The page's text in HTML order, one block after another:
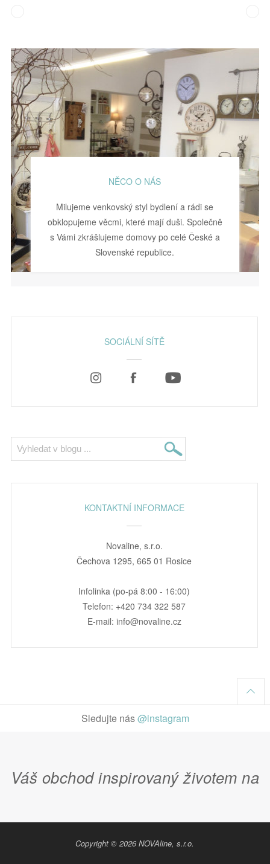
NĚCO O NÁS
Milujeme venkovský styl bydlení a rádi se
obklopujeme věcmi, které mají duši. Společně
s Vámi zkrášlujeme domovy po celé České a
Slovenské republice.
SOCIÁLNÍ SÍTĚ
KONTAKTNÍ INFORMACE
Novaline, s.r.o.
Čechova 1295, 665 01 Rosice
Infolinka (po-pá 8:00 - 16:00)
Telefon: +420 734 322 587
E-mail: info@novaline.cz
Sledujte nás@instagram
Váš obchod inspirovaný životem na
Copyright © 2026 NOVAline, s.r.o.